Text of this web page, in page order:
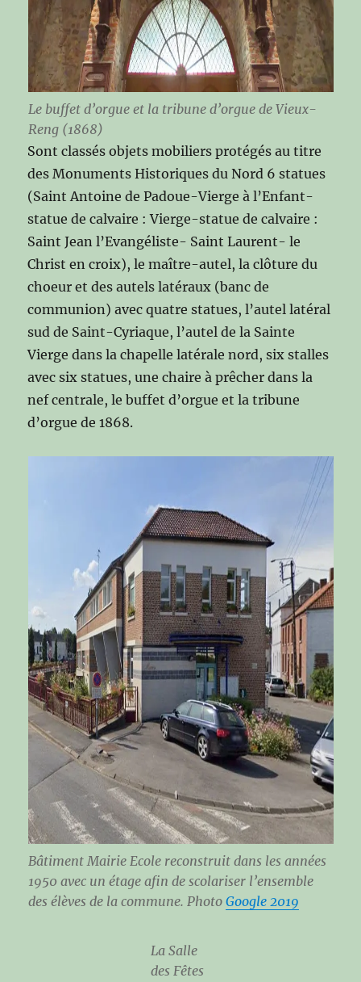
Le buffet d’orgue et la tribune d’orgue de Vieux-
Reng (1868)
Sont classés objets mobiliers protégés au titre
des Monuments Historiques du Nord 6 statues
(Saint Antoine de Padoue-Vierge à l’Enfant-
statue de calvaire : Vierge-statue de calvaire :
Saint Jean l’Evangéliste- Saint Laurent- le
Christ en croix), le maître-autel, la clôture du
choeur et des autels latéraux (banc de
communion) avec quatre statues, l’autel latéral
sud de Saint-Cyriaque, l’autel de la Sainte
Vierge dans la chapelle latérale nord, six stalles
avec six statues, une chaire à prêcher dans la
nef centrale, le buffet d’orgue et la tribune
d’orgue de 1868.
Bâtiment Mairie Ecole reconstruit dans les années
1950 avec un étage afin de scolariser l’ensemble
des élèves de la commune. Photo Google 2019
La Salle
des Fêtes